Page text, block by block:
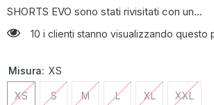
SHORTS EVO sono stati rivisitati con un...
10 i clienti stanno visualizzando questo
Misura: XS
XS S M L XL XXL